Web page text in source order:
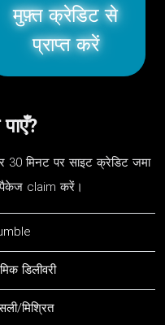
मुफ़्त क्रेडिट से
प्राप्त करें
मिनट पर साइट क्रेडिट जमा
claim करें।
डिलीवरी
मिश्रित